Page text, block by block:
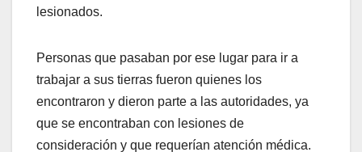
lesionados.
Personas que pasaban por ese lugar para ir a
trabajar a sus tierras fueron quienes los
encontraron y dieron parte a las autoridades, ya
que se encontraban con lesiones de
consideración y que requerían atención médica.